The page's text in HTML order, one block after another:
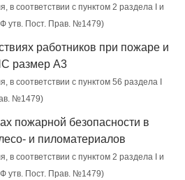
в соответствии с пунктом 2 раздела I и
утв. Пост. Прав. №1479)
работников при пожаре и
размер А3
в соответствии с пунктом 56 раздела I
№1479)
пожарной безопасности в
и пиломатериалов
в соответствии с пунктом 2 раздела I и
утв. Пост. Прав. №1479)